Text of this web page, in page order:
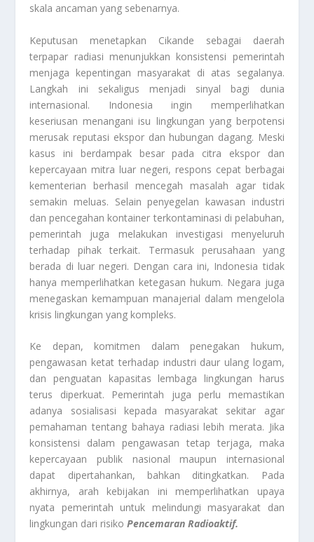
skala ancaman yang sebenarnya.
Keputusan menetapkan Cikande sebagai daerah
terpapar radiasi menunjukkan konsistensi pemerintah
menjaga kepentingan masyarakat di atas segalanya.
Langkah ini sekaligus menjadi sinyal bagi dunia
internasional. Indonesia ingin memperlihatkan
keseriusan menangani isu lingkungan yang berpotensi
merusak reputasi ekspor dan hubungan dagang. Meski
kasus ini berdampak besar pada citra ekspor dan
kepercayaan mitra luar negeri, respons cepat berbagai
kementerian berhasil mencegah masalah agar tidak
semakin meluas. Selain penyegelan kawasan industri
dan pencegahan kontainer terkontaminasi di pelabuhan,
pemerintah juga melakukan investigasi menyeluruh
terhadap pihak terkait. Termasuk perusahaan yang
berada di luar negeri. Dengan cara ini, Indonesia tidak
hanya memperlihatkan ketegasan hukum. Negara juga
menegaskan kemampuan manajerial dalam mengelola
krisis lingkungan yang kompleks.
Ke depan, komitmen dalam penegakan hukum,
pengawasan ketat terhadap industri daur ulang logam,
dan penguatan kapasitas lembaga lingkungan harus
terus diperkuat. Pemerintah juga perlu memastikan
adanya sosialisasi kepada masyarakat sekitar agar
pemahaman tentang bahaya radiasi lebih merata. Jika
konsistensi dalam pengawasan tetap terjaga, maka
kepercayaan publik nasional maupun internasional
dapat dipertahankan, bahkan ditingkatkan. Pada
akhirnya, arah kebijakan ini memperlihatkan upaya
nyata pemerintah untuk melindungi masyarakat dan
lingkungan dari risiko Pencemaran Radioaktif.